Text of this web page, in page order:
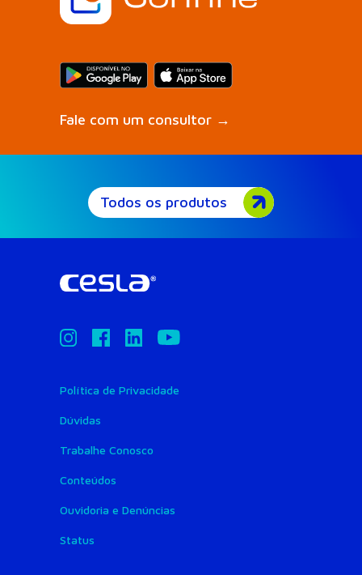
Fale com um consultor →
Todos os produtos
Política de Privacidade
Dúvidas
Trabalhe Conosco
Conteúdos
Ouvidoria e Denúncias
Status